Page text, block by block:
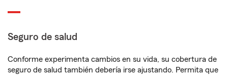
Seguro de salud
Conforme experimenta cambios en su vida, su cobertura de
seguro de salud también debería irse ajustando. Permita que